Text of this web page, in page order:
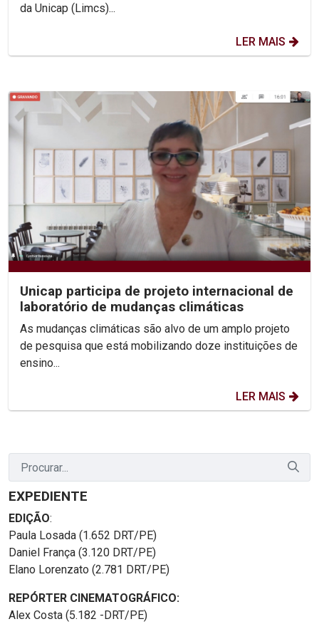
da Unicap (Limcs)...
LER MAIS
Unicap participa de projeto internacional de
laboratório de mudanças climáticas
As mudanças climáticas são alvo de um amplo projeto
de pesquisa que está mobilizando doze instituições de
ensino...
LER MAIS
EXPEDIENTE
EDIÇÃO:
Paula Losada (1.652 DRT/PE)
Daniel França (3.120 DRT/PE)
Elano Lorenzato (2.781 DRT/PE)
REPÓRTER CINEMATOGRÁFICO:
Alex Costa (5.182 -DRT/PE)